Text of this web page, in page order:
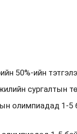
50%-ийн
сургалтын
олимпиадад 1-5